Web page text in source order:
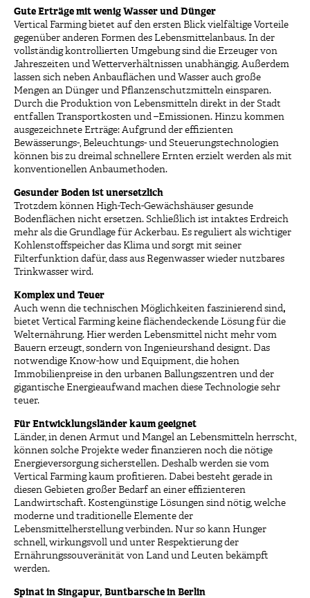
Gute Erträge mit wenig Wasser und Dünger
Vertical Farming bietet auf den ersten Blick vielfältige Vorteile
gegenüber anderen Formen des Lebensmittelanbaus. In der
vollständig kontrollierten Umgebung sind die Erzeuger von
Jahreszeiten und Wetterverhältnissen unabhängig. Außerdem
lassen sich neben Anbauflächen und Wasser auch große
Mengen an Dünger und Pflanzenschutzmitteln einsparen.
Durch die Produktion von Lebensmitteln direkt in der Stadt
entfallen Transportkosten und –Emissionen. Hinzu kommen
ausgezeichnete Erträge: Aufgrund der effizienten
Bewässerungs-, Beleuchtungs- und Steuerungstechnologien
können bis zu dreimal schnellere Ernten erzielt werden als mit
konventionellen Anbaumethoden.
Gesunder Boden ist unersetzlich
Trotzdem können High-Tech-Gewächshäuser gesunde
Bodenflächen nicht ersetzen. Schließlich ist intaktes Erdreich
mehr als die Grundlage für Ackerbau. Es reguliert als wichtiger
Kohlenstoffspeicher das Klima und sorgt mit seiner
Filterfunktion dafür, dass aus Regenwasser wieder nutzbares
Trinkwasser wird.
Komplex und Teuer
Auch wenn die technischen Möglichkeiten faszinierend sind ,
bietet Vertical Farming keine flächendeckende Lösung für die
Welternährung. Hier werden Lebensmittel nicht mehr vom
Bauern erzeugt, sondern von Ingenieurshand designt. Das
notwendige Know-how und Equipment, die hohen
Immobilienpreise in den urbanen Ballungszentren und der
gigantische Energieaufwand machen diese Technologie sehr
teuer.
Für Entwicklungsländer kaum geeignet
Länder, in denen Armut und Mangel an Lebensmitteln herrscht,
können solche Projekte weder finanzieren noch die nötige
Energieversorgung sicherstellen. Deshalb werden sie vom
Vertical Farming kaum profitieren. Dabei besteht gerade in
diesen Gebieten großer Bedarf an einer effizienteren
Landwirtschaft. Kostengünstige Lösungen sind nötig, welche
moderne und traditionelle Elemente der
Lebensmittelherstellung verbinden. Nur so kann Hunger
schnell, wirkungsvoll und unter Respektierung der
Ernährungssouveränität von Land und Leuten bekämpft
werden.
Spinat in Singapur, Buntbarsche in Berlin